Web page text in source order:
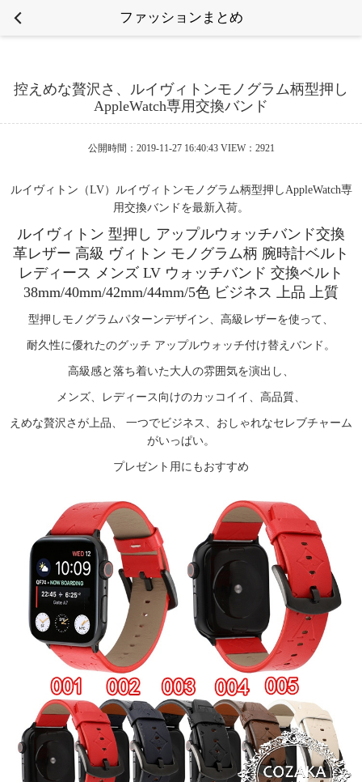
ファッションまとめ
控えめな贅沢さ、ルイヴィトンモノグラム柄型押し
AppleWatch専用交換バンド
公開時間：2019-11-27 16:40:43 VIEW：2921
ルイヴィトン（LV）ルイヴィトンモノグラム柄型押しAppleWatch専
用交換バンドを最新入荷。
ルイヴィトン 型押し アップルウォッチバンド交換
革レザー 高級 ヴィトン モノグラム柄 腕時計ベルト
レディース メンズ LV ウォッチバンド 交換ベルト
38mm/40mm/42mm/44mm/5色 ビジネス 上品 上質
型押しモノグラムパターンデザイン、高級レザーを使って、
耐久性に優れたのグッチ アップルウォッチ付け替えバンド。
高級感と落ち着いた大人の雰囲気を演出し、
メンズ、レディース向けのカッコイイ、高品質、
えめな贅沢さが上品、 一つでビジネス、おしゃれなセレブチャーム
がいっぱい。
プレゼント用にもおすすめ